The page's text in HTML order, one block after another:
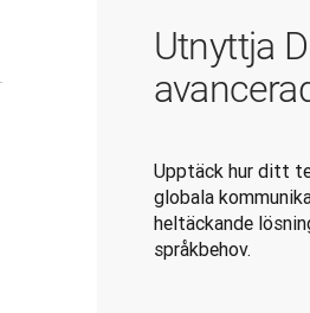
Utnyttja
Upptäck hur ditt
globala
heltäckande
språkbehov.